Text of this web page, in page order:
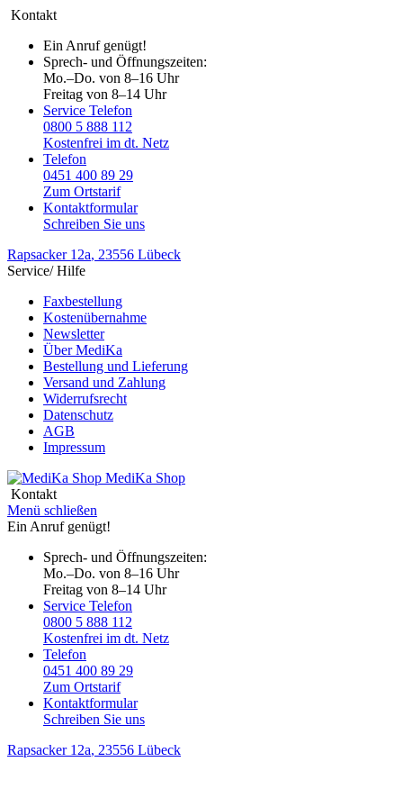
Kontakt
Ein Anruf genügt!
Sprech- und Öffnungszeiten:
Mo.–Do. von 8–16 Uhr
Freitag von 8–14 Uhr
Service Telefon
0800 5 888 112
Kostenfrei im dt. Netz
Telefon
0451 400 89 29
Zum Ortstarif
Kontaktformular
Schreiben Sie uns
Rapsacker 12a, 23556 Lübeck
Service/ Hilfe
Faxbestellung
Kostenübernahme
Newsletter
Über MediKa
Bestellung und Lieferung
Versand und Zahlung
Widerrufsrecht
Datenschutz
AGB
Impressum
MediKa Shop
Kontakt
Menü schließen
Ein Anruf genügt!
Sprech- und Öffnungszeiten:
Mo.–Do. von 8–16 Uhr
Freitag von 8–14 Uhr
Service Telefon
0800 5 888 112
Kostenfrei im dt. Netz
Telefon
0451 400 89 29
Zum Ortstarif
Kontaktformular
Schreiben Sie uns
Rapsacker 12a, 23556 Lübeck